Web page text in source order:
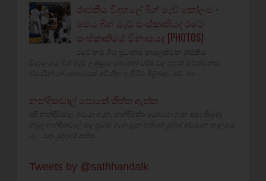
රාජකීය විදුහලේ බිග් මැච් කෝලම -
මෙය බිග් මැච් සංස්කෘතියද රටේ
සංස්කෘතියේ විනාසයද [PHOTOS]
රටේ නම ගිය ප්‍රධානම පාසලක්වන රාජකීය
විද්‍යාලයේ බිග් මැච් උණුසුම බොහෝ වර්ෂ වල පුවත් මවන්නේය.
ඒවායින් බොහොමයක් අවිනීත හැසිරීම් පිළිබඳව වේ. බා...
නන්දිකඩාල් පොතේ තිත්ත ඇත්ත
අපි නන්දිවිසාල ගවයා ගැන, නන්දිමිත්ර යෝධයා ගැන අසා තිබුණු
නමුදු නන්දිකඩාල් කලපුවක් ගැන දැන ගත්තේ යුද්දේ අවසාන කාලයේ
ය.... එදා යුද්දයේ අන්ත...
Tweets by @sathhandalk